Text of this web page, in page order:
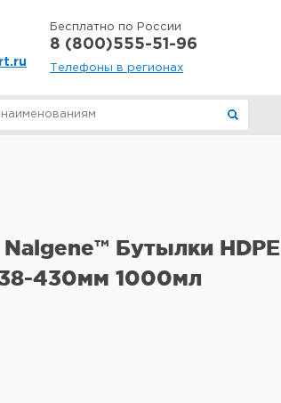
Бесплатно по России
8 (800)555-51-96
Телефоны в регионах
Бутылки HDPE
430мм 1000мл